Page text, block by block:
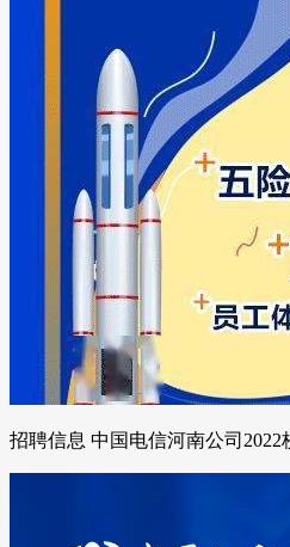
招聘信息 中国电信河南公司2022